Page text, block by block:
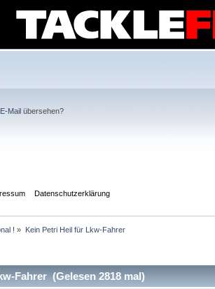
Mail übersehen?
Datenschutzerklärung
! » Kein Petri Heil für Lkw-Fahrer
Fahrer (Gelesen 2818 mal)